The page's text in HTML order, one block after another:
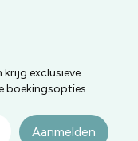
exclusieve
boekingsopties.
Aanmelden